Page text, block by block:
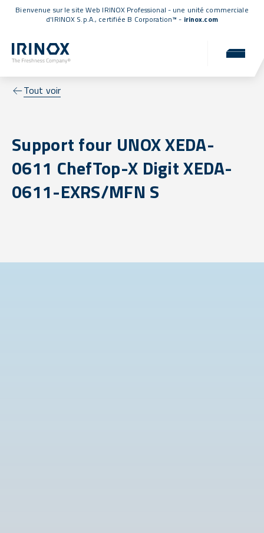
Bienvenue sur le site Web IRINOX Professional - une unité commerciale
d'IRINOX S.p.A., certifiée B Corporation™ - irinox.com
Tout voir
Support four UNOX XEDA-
0611 ChefTop-X Digit XEDA-
0611-EXRS/MFN S